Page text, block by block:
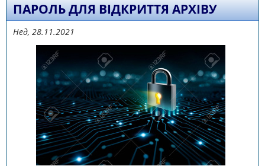
ПАРОЛЬ ДЛЯ ВІДКРИТТЯ АРХІВУ
Нед, 28.11.2021